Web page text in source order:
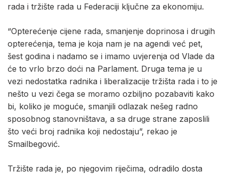
rada i tržište rada u Federaciji ključne za ekonomiju.
“Opterećenje cijene rada, smanjenje doprinosa i drugih
opterećenja, tema je koja nam je na agendi već pet,
šest godina i nadamo se i imamo uvjerenja od Vlade da
će to vrlo brzo doći na Parlament. Druga tema je u
vezi nedostatka radnika i liberalizacije tržišta rada i to je
nešto u vezi čega se moramo ozbiljno pozabaviti kako
bi, koliko je moguće, smanjili odlazak nešeg radno
sposobnog stanovništava, a sa druge strane zaposlili
što veći broj radnika koji nedostaju”, rekao je
Smailbegović.
Tržište rada je, po njegovim riječima, odradilo dosta